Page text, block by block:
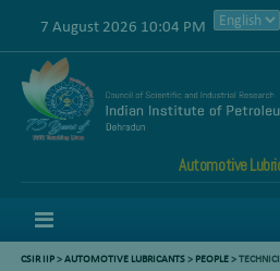
7 August 2026 10:04 PM
Automotive
CSIR IIP>AUTOMOTIVE LUBRICANTS> PEOPLE>